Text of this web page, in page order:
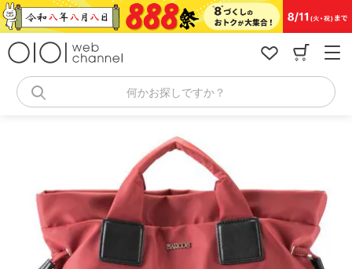
コ
ン
何かお探しですか？